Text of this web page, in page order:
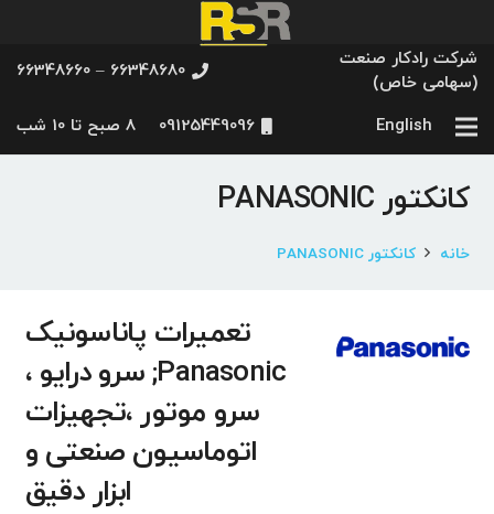
شرکت رادکار صنعت
(سهامی خاص)
66348680 – 66348660
English
09125449096 8 صبح تا 10 شب
کانکتور PANASONIC
خانه کانکتور PANASONIC
تعمیرات پاناسونیک
Panasonic; سرو درایو ،
سرو موتور ،تجهیزات
اتوماسیون صنعتی و
ابزار دقیق